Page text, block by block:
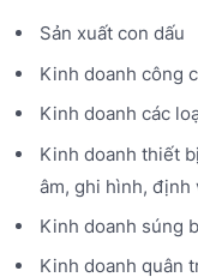
Sản xuất con dấu
Kinh doanh công
Kinh doanh các
Kinh doanh thiết
âm, ghi hình, định
Kinh doanh súng
Kinh doanh quân